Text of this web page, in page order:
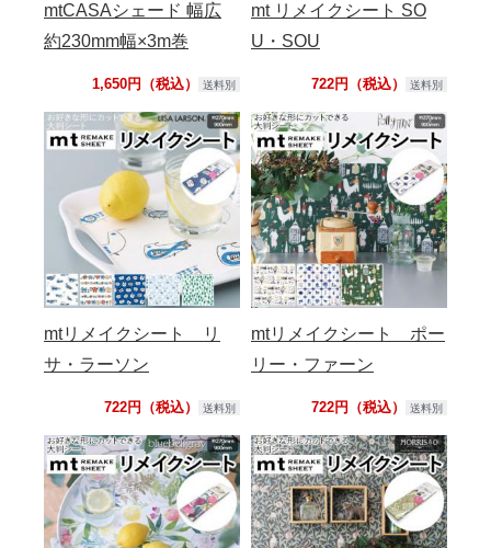
mtCASAシェード 幅広
約230mm幅×3m巻
1,650円（税込） 送料別
mt リメイクシート SO
U・SOU
722円（税込） 送料別
mtリメイクシート リ
サ・ラーソン
722円（税込） 送料別
mtリメイクシート ポー
リー・ファーン
722円（税込） 送料別